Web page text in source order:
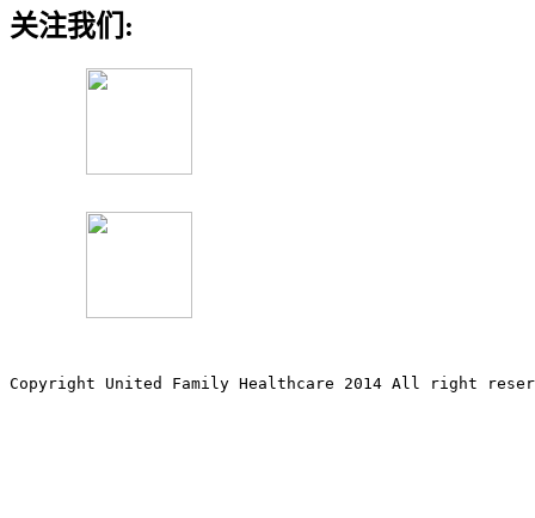
关注我们:
Copyright United Family Healthcare 2014 All right